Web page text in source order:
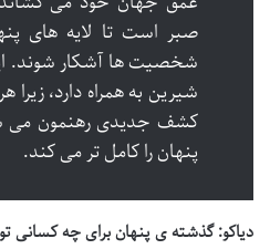
صبر است تا لایه های
شخصیت ها آشکار شوند.
شیرین به همراه دارد، زیرا
کشف جدیدی رهنمون می
پنهان را کامل تر می کند.
دیاکو: گذشته ی پنهان برای چه کسانی